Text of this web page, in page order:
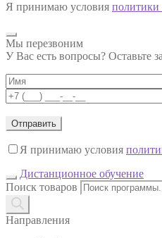
Я принимаю условия политики
Мы перезвоним
У Вас есть вопросы? Оставьте
Я принимаю условия
Дистанционное обучение
Поиск товаров
Направления